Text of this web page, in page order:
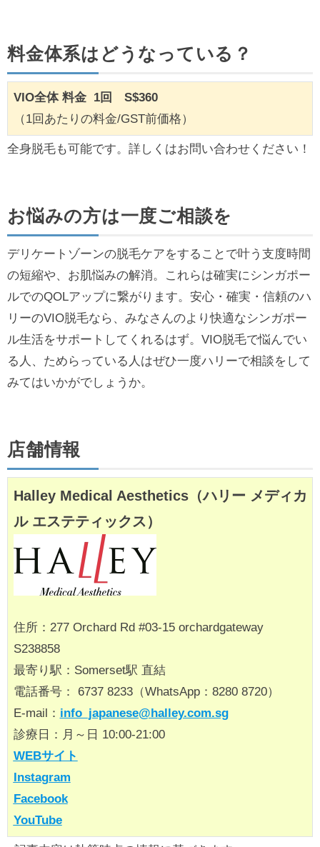
料金体系はどうなっている？
VIO全体 料金 1回
S$360
（1回あたりの料金/GST前価格）
全身脱毛も可能です。詳しくはお問い合わせください！
お悩みの方は一度ご相談を
デリケートゾーンの脱毛ケアをすることで叶う支度時間
の短縮や、お肌悩みの解消。これらは確実にシンガポー
ルでのQOLアップに繋がります。安心・確実・信頼のハ
リーのVIO脱毛なら、みなさんのより快適なシンガポー
ル生活をサポートしてくれるはず。VIO脱毛で悩んでい
る人、ためらっている人はぜひ一度ハリーで相談をして
みてはいかがでしょうか。
店舗情報
Halley Medical Aesthetics（ハリー メディカ
ル エステティックス）
住所：277 Orchard Rd #03-15 orchardgateway
S238858
最寄り駅：Somerset駅 直結
電話番号： 6737 8233（WhatsApp：8280 8720）
E-mail： info_japanese@halley.com.sg
診療日：月～日 10:00-21:00
WEBサイト
Instagram
Facebook
YouTube